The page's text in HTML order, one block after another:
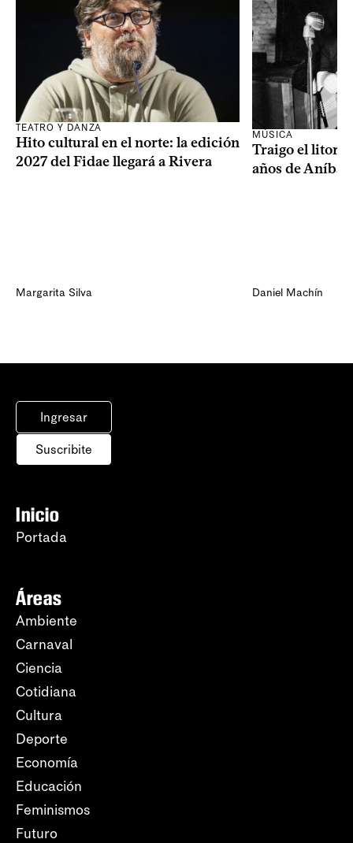
TEATRO Y DANZA
Hito cultural en el norte: la edición
2027 del Fidae llegará a Rivera
Margarita Silva
MÚSICA
Traigo el litoral
años de Aníbal
Daniel Machín
Ingresar
Suscribite
Inicio
Portada
Áreas
Ambiente
Carnaval
Ciencia
Cotidiana
Cultura
Deporte
Economía
Educación
Feminismos
Futuro